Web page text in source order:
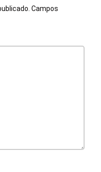
Campos